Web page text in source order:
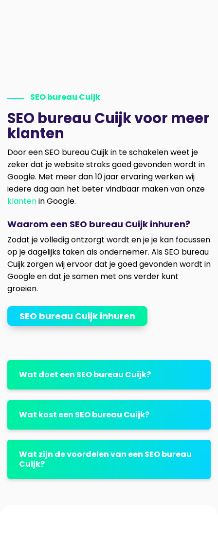
SEO bureau Cuijk
SEO bureau Cuijk voor meer
klanten
Door een SEO bureau Cuijk in te schakelen weet je
zeker dat je website straks goed gevonden wordt in
Google. Met meer dan 10 jaar ervaring werken wij
iedere dag aan het beter vindbaar maken van onze
klantenin Google.
Waarom een SEO bureau Cuijk inhuren?
Zodat je volledig ontzorgt wordt en je je kan focussen
op je dagelijks taken als ondernemer. Als SEO bureau
Cuijk zorgen wij ervoor dat je goed gevonden wordt in
Google en dat je samen met ons verder kunt
groeien.
SEO bureau Cuijk inhuren
Wat doet een SEO bureau Cuijk?
Wat kost een SEO bureau Cuijk?
Wat zijn de voordelen van een SEO bureau
Cuijk?